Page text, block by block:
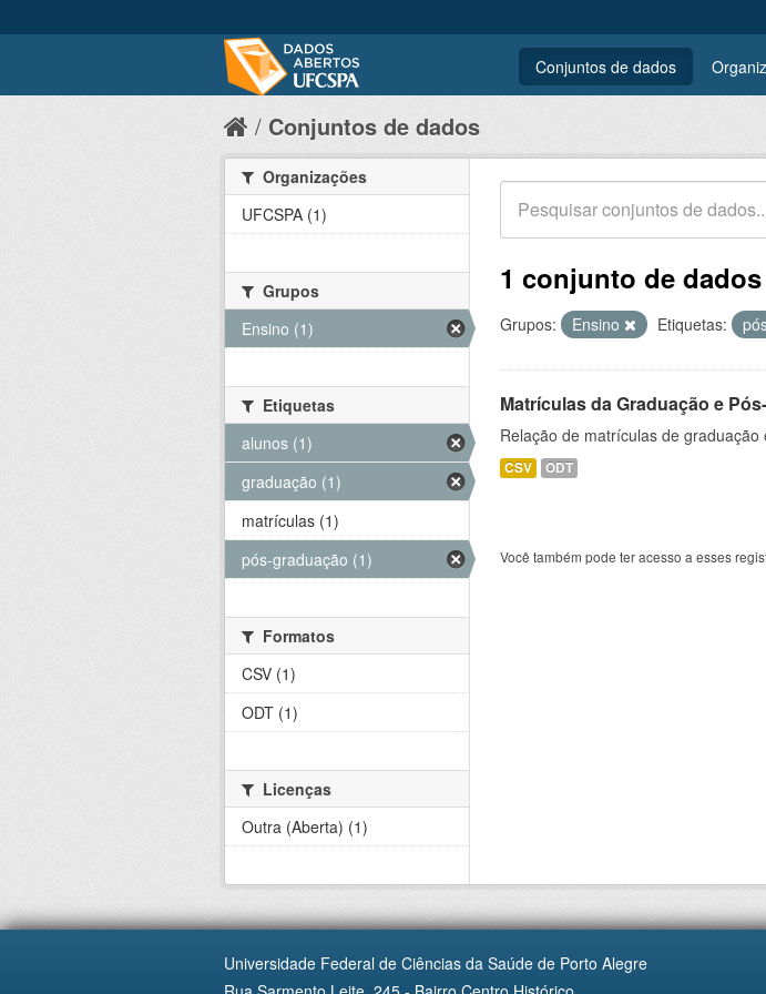
Conjuntos de dados
Conjuntos de dados
1 conjunto de
Grupos: Ensino Etiquetas:
Matrículas da Graduação e
Relação de matrículas de
CSV ODT
Você também pode ter acesso a esses
Organizações
UFCSPA (1)
Grupos
Ensino (1)
Etiquetas
alunos (1)
graduação (1)
matrículas (1)
pós-graduação (1)
Formatos
CSV (1)
ODT (1)
Licenças
Outra (Aberta) (1)
Universidade Federal de Ciências da Saúde de Porto Alegre